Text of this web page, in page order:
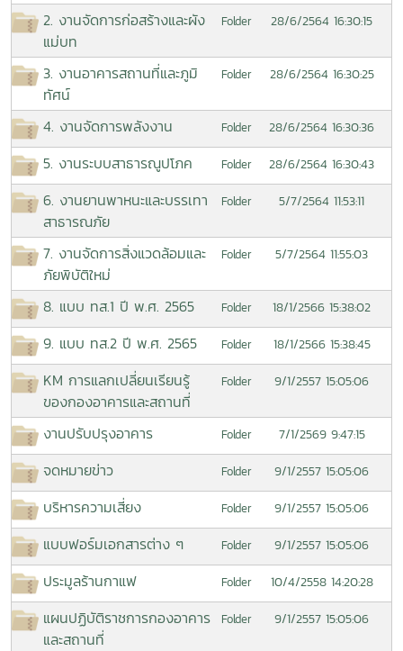
2. งานจัดการก่อสร้างและผัง
แม่บท
Folder 28/6/2564 16:30:15
3. งานอาคารสถานที่และภูมิ
ทัศน์
Folder 28/6/2564 16:30:25
4. งานจัดการพลังงาน Folder 28/6/2564 16:30:36
5. งานระบบสาธารณูปโภค Folder 28/6/2564 16:30:43
6. งานยานพาหนะและบรรเทา
สาธารณภัย
Folder 5/7/2564 11:53:11
7. งานจัดการสิ่งแวดล้อมและ
ภัยพิบัติใหม่
Folder 5/7/2564 11:55:03
8. แบบ ทส.1 ปี พ.ศ. 2565 Folder 18/1/2566 15:38:02
9. แบบ ทส.2 ปี พ.ศ. 2565 Folder 18/1/2566 15:38:45
KM การแลกเปลี่ยนเรียนรู้
ของกองอาคารและสถานที่
Folder 9/1/2557 15:05:06
งานปรับปรุงอาคาร Folder 7/1/2569 9:47:15
จดหมายข่าว Folder 9/1/2557 15:05:06
บริหารความเสี่ยง Folder 9/1/2557 15:05:06
แบบฟอร์มเอกสารต่าง ๆ Folder 9/1/2557 15:05:06
ประมูลร้านกาแฟ Folder 10/4/2558 14:20:28
แผนปฏิบัติราชการกองอาคาร
และสถานที่
Folder 9/1/2557 15:05:06